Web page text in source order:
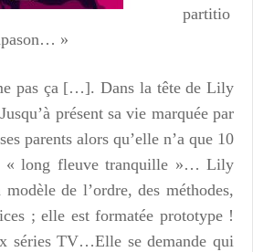
partitio
»
pas ça […]. Dans la tête de Lily
Jusqu’à présent sa vie marquée par
parents alors qu’elle n’a que 10
« long fleuve tranquille »… Lily
de l’ordre, des méthodes,
; elle est formatée prototype !
séries TV…Elle se demande qui